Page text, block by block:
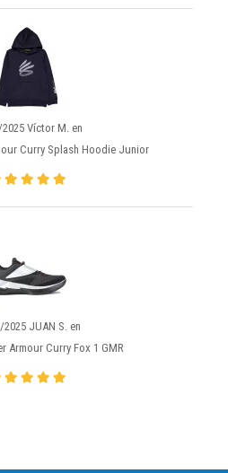
Víctor M. en
Curry Splash Hoodie Junior
2025 JUAN S. en
Armour Curry Fox 1 GMR